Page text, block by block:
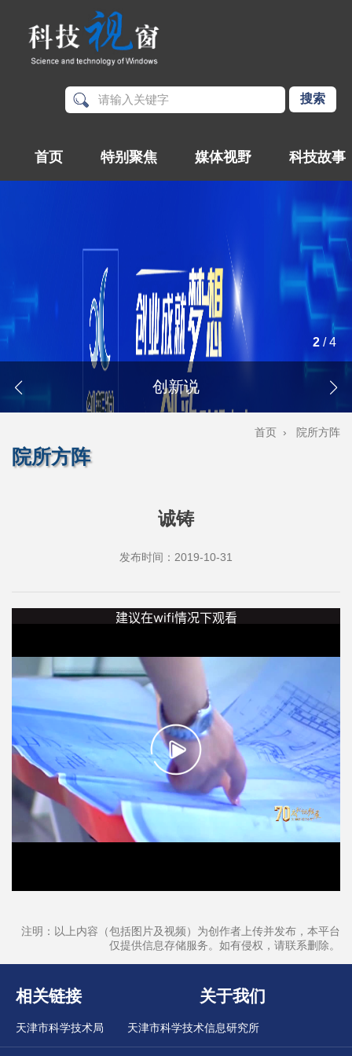
首页 特别聚焦 媒体视野 科技故事
创新说
2 /4
首页 › 院所方阵
院所方阵
诚铸
发布时间：2019-10-31
注明：以上内容（包括图片及视频）为创作者上传并发布，本平台
仅提供信息存储服务。如有侵权，请联系删除。
相关链接 关于我们
天津市科学技术局 天津市科学技术信息研究所